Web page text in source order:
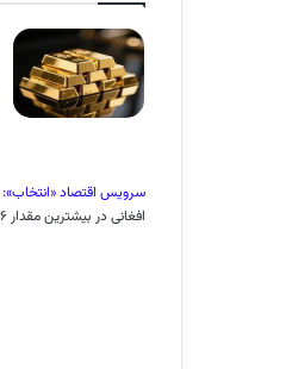
سرویس اقتصاد «انتخاب»:
افغانی در بیشترین مقدار ۱۱۵۶ و در کمترین مقدار ۱۱۱۰ تومان معامله شد.